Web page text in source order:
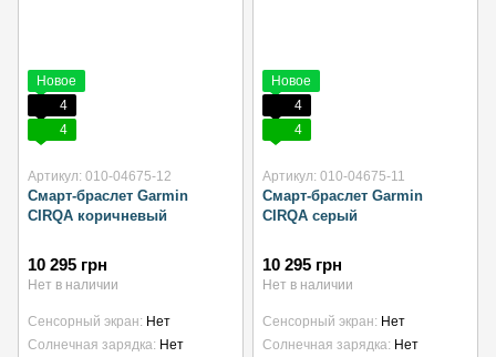
Новое
4
4
Артикул: 010-04675-12
Смарт-браслет Garmin
CIRQA коричневый
10 295 грн
Нет в наличии
Сенсорный экран
Нет
Солнечная зарядка Нет
Новое
4
4
Артикул: 010-04675-11
Смарт-браслет Garmin
CIRQA серый
10 295 грн
Нет в наличии
Сенсорный экран
Нет
Солнечная зарядка Нет